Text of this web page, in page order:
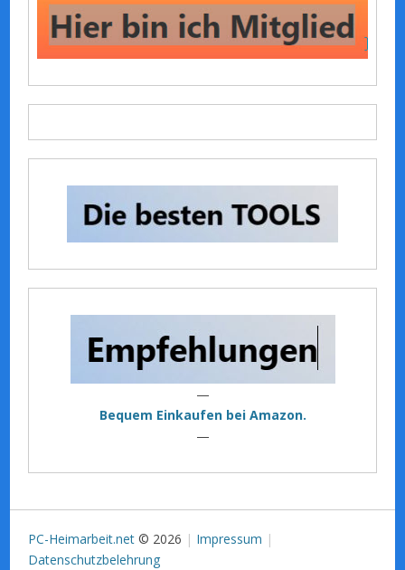
—
Bequem Einkaufen bei Amazon.
—
PC-Heimarbeit.net © 2026
Impressum
Datenschutzbelehrung